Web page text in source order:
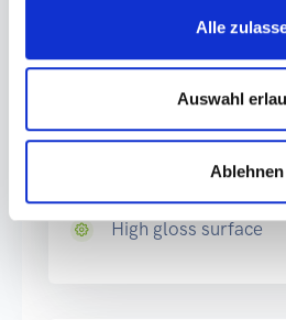
Alle
Auswahl
Ablehnen
Premium-Label
Waterproof
Gloss varnish finish
Scratch resistant
High gloss surface